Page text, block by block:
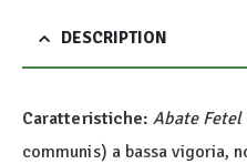
DESCRIPTION
Caratteristiche: Abate Fetel
communis) a bassa vigoria,